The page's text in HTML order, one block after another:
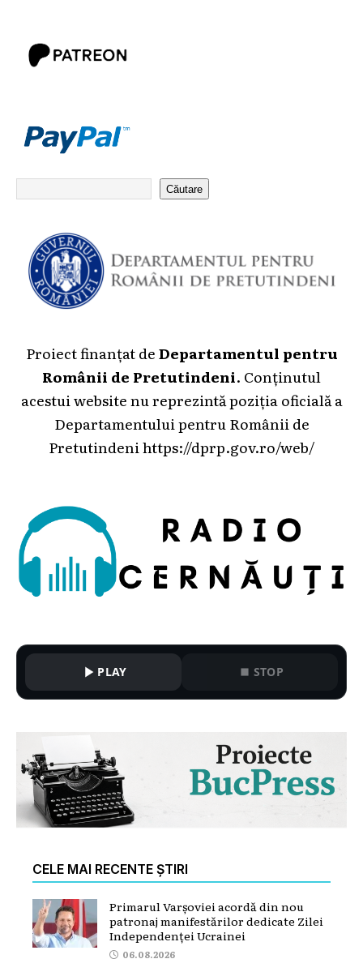
Căutare
Proiect finanțat deDepartamentul pentru
Românii de Pretutindeni. Conținutul
acestui website nu reprezintă poziția oficială a
Departamentului pentru Românii de
Pretutindenihttps://dprp.gov.ro/web/
PLAY STOP
CELE MAI RECENTE ȘTIRI
Primarul Varșoviei acordă din nou
patronaj manifestărilor dedicate Zilei
Independenței Ucrainei
06.08.2026